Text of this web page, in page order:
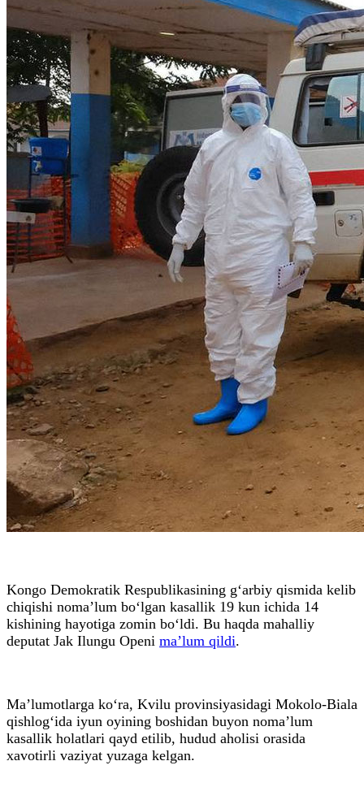
Kongo Demokratik Respublikasining g‘arbiy qismida kelib
chiqishi noma’lum bo‘lgan kasallik 19 kun ichida 14
kishining hayotiga zomin bo‘ldi. Bu haqda mahalliy
deputat Jak Ilungu Openi ma’lum qildi.
Ma’lumotlarga ko‘ra, Kvilu provinsiyasidagi Mokolo-Biala
qishlog‘ida iyun oyining boshidan buyon noma’lum
kasallik holatlari qayd etilib, hudud aholisi orasida
xavotirli vaziyat yuzaga kelgan.